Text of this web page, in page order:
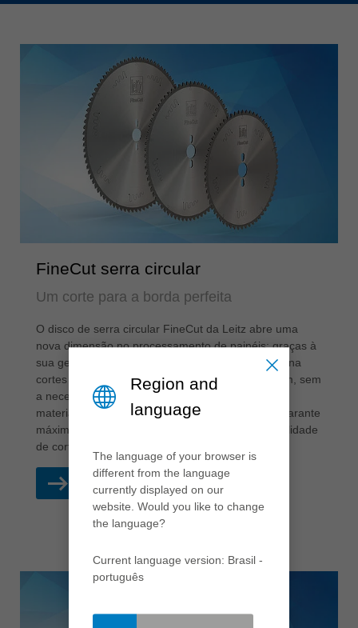
FineCut serra circular
Um corte para a borda perfeita
O disco de serra circular FineCut da Leitz abre uma
nova dimensão no processamento de painéis: graças à
sua geometria de dentes inovadora, ele proporciona
cortes sem lascas em materiais de difícil usinagem, sem
a necessidade de pré-corte. Em combinação com
material de corte diamantado de alta qualidade, garante
máxima confiabilidade do processo, a melhor qualidade
de corte e longa vida útil da ferramenta.
LEIA MAIS
Region and
language
The language of your browser is
different from the language
currently displayed on our
website. Would you like to change
the language?
Current language version: Brasil -
português